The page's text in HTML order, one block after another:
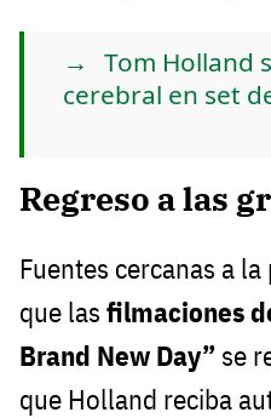
Tom Holland
cerebral en set
Regreso a las
Fuentes cercanas a
que las filmaciones
Brand New Day” se
que Holland reciba